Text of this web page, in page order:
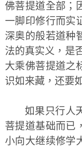
佛菩提道全部；
一脚印修行而实
深奥的般若道种
法的真实义，是
大乘佛菩提道之
识如来藏，还要
如果只行人
菩提道基础而已
小向大继续修学